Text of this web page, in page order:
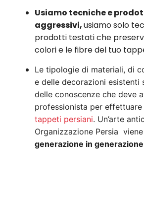
Usiamo tecniche e
aggressivi,usiamo solo
prodotti testati che
colori e le fibre del tuo
Le tipologie di materiali, di
e delle decorazioni esistenti
delle conoscenze che deve
professionista per
tappeti persiani. Un’arte
Organizzazione Persia
generazione in generazione